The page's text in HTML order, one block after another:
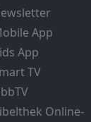
App
App
TV
Online-